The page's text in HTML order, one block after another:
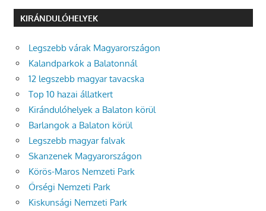
KIRÁNDULÓHELYEK
Legszebb várak Magyarországon
Kalandparkok a Balatonnál
12 legszebb magyar tavacska
Top 10 hazai állatkert
Kirándulóhelyek a Balaton körül
Barlangok a Balaton körül
Legszebb magyar falvak
Skanzenek Magyarországon
Körös-Maros Nemzeti Park
Őrségi Nemzeti Park
Kiskunsági Nemzeti Park